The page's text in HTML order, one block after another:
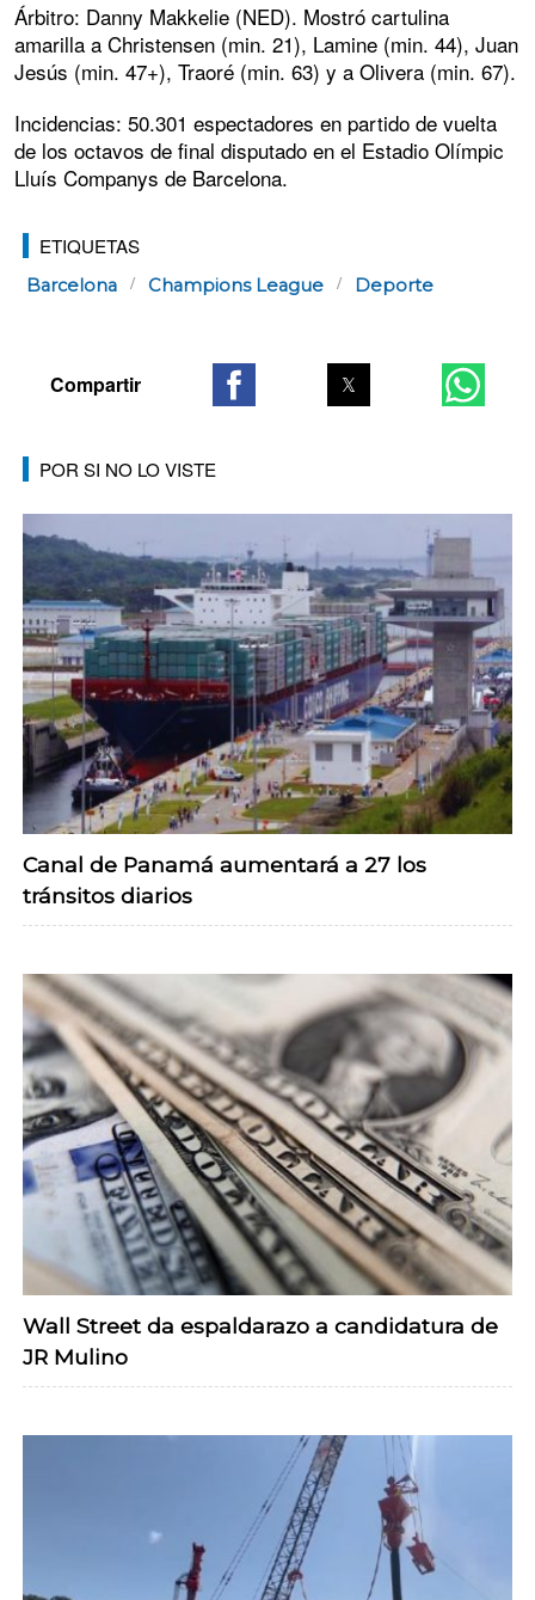
Árbitro: Danny Makkelie (NED). Mostró cartulina
amarilla a Christensen (min. 21), Lamine (min. 44), Juan
Jesús (min. 47+), Traoré (min. 63) y a Olivera (min. 67).
Incidencias: 50.301 espectadores en partido de vuelta
de los octavos de final disputado en el Estadio Olímpic
Lluís Companys de Barcelona.
ETIQUETAS
Barcelona Champions League Deporte
POR SI NO LO VISTE
Canal de Panamá aumentará a 27 los
tránsitos diarios
Wall Street da espaldarazo a candidatura de
JR Mulino